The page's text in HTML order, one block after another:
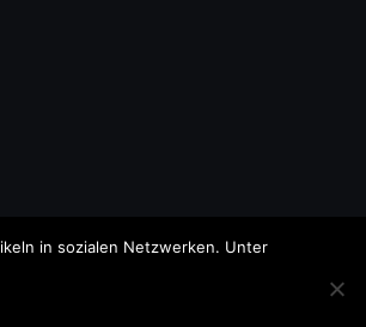
in sozialen Netzwerken. Unter